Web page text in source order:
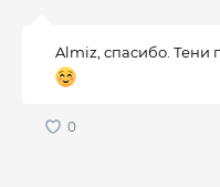
Almiz, спасибо. Тени